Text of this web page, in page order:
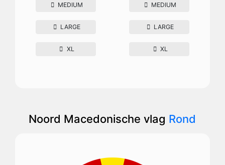
MEDIUM
LARGE
XL
MEDIUM
LARGE
XL
Noord Macedonische vlag Rond